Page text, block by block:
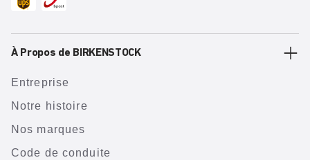
À Propos de BIRKENSTOCK
Entreprise
Notre histoire
Nos marques
Code de conduite